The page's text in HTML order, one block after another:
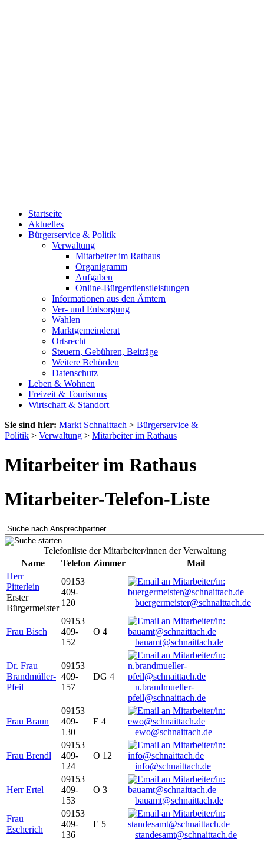
Startseite
Aktuelles
Bürgerservice & Politik
Verwaltung
Mitarbeiter im Rathaus
Organigramm
Aufgaben
Online-Bürgerdienstleistungen
Informationen aus den Ämtern
Ver- und Entsorgung
Wahlen
Marktgemeinderat
Ortsrecht
Steuern, Gebühren, Beiträge
Weitere Behörden
Datenschutz
Leben & Wohnen
Freizeit & Tourismus
Wirtschaft & Standort
Sie sind hier: Markt Schnaittach > Bürgerservice &
Politik > Verwaltung > Mitarbeiter im Rathaus
Mitarbeiter im Rathaus
Mitarbeiter-Telefon-Liste
Telefonliste der Mitarbeiter/innen der Verwaltung
Name
Telefon Zimmer
Mail
Herr
Pitterlein
Erster
Bürgermeister
09153
409-
120
buergermeister@schnaittach.de
Frau Bisch
09153
409-
152
O 4
bauamt@schnaittach.de
Dr. Frau
Brandmüller-
Pfeil
09153
409-
157
DG 4
n.brandmueller-
pfeil@schnaittach.de
Frau Braun
09153
409-
130
E 4
ewo@schnaittach.de
Frau Brendl
09153
409-
124
O 12
info@schnaittach.de
Herr Ertel
09153
409-
153
O 3
bauamt@schnaittach.de
Frau
Escherich
09153
409-
136
E 5
standesamt@schnaittach.de